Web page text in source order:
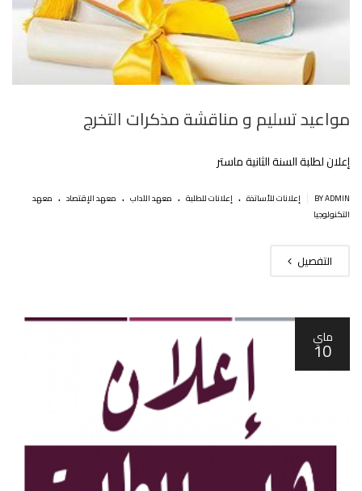
مواعيد تسليم و مناقشة مذكرات التخرج
إعلان لطلبة السنة الثانية ماستر
BY ADMIN إعلانات للأساتذة . إعلانات للطلبة . معهد الآداب . معهد الإقتصاد . معهد
التكنولوجيا
التفصيل
ماي
10